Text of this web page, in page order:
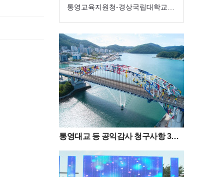
생맞춤통합지원 전문자문위원단’구
성
통영교육지원청-경상국립대학교
해양과학대학,
통영대교 등 공익감사 청구사항 3